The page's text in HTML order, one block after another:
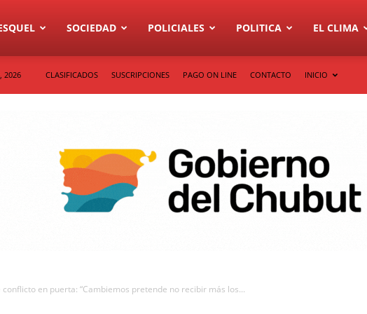
SOCIEDAD POLICIALES POLITICA EL CLIMA
2026 CLASIFICADOS SUSCRIPCIONES PAGO ON LINE CONTACTO INICIO
en puerta: “Cambiemos pretende no recibir más los...